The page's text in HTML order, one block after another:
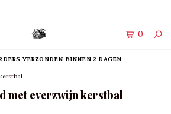
0
VERZONDEN BINNEN 2 DAGEN
met everzwijn kerstbal